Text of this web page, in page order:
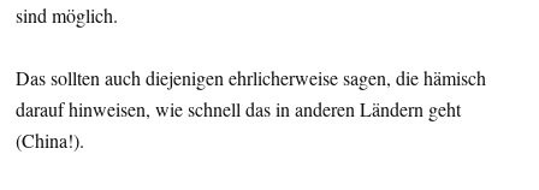
sind möglich.
Das sollten auch diejenigen ehrlicherweise sagen, die hämisch
darauf hinweisen, wie schnell das in anderen Ländern geht
(China!).